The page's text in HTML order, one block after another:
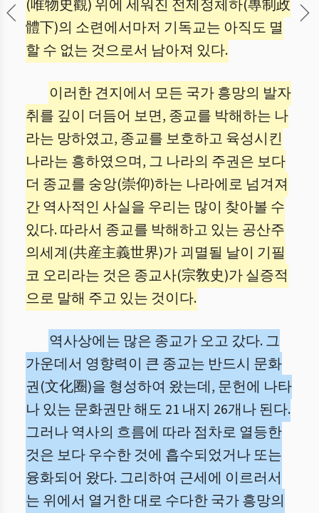
(唯物史觀) 위에 세워진 전제정체하(專制政
體下)의 소련에서마저 기독교는 아직도 멸
할 수 없는 것으로서 남아져 있다.
이러한 견지에서 모든 국가 흥망의 발자
취를 깊이 더듬어 보면, 종교를 박해하는 나
라는 망하였고, 종교를 보호하고 육성시킨
나라는 흥하였으며, 그 나라의 주권은 보다
더 종교를 숭앙(崇仰)하는 나라에로 넘겨져
간 역사적인 사실을 우리는 많이 찾아볼 수
있다. 따라서 종교를 박해하고 있는 공산주
의세계(共産主義世界)가 괴멸될 날이 기필
코 오리라는 것은 종교사(宗敎史)가 실증적
으로 말해 주고 있는 것이다.
역사상에는 많은 종교가 오고 갔다. 그
가운데서 영향력이 큰 종교는 반드시 문화
권(文化圈)을 형성하여 왔는데, 문헌에 나타
나 있는 문화권만 해도 21 내지 26개나 된다.
그러나 역사의 흐름에 따라 점차로 열등한
것은 보다 우수한 것에 흡수되었거나 또는
융화되어 왔다. 그리하여 근세에 이르러서
는 위에서 열거한 대로 수다한 국가 흥망의